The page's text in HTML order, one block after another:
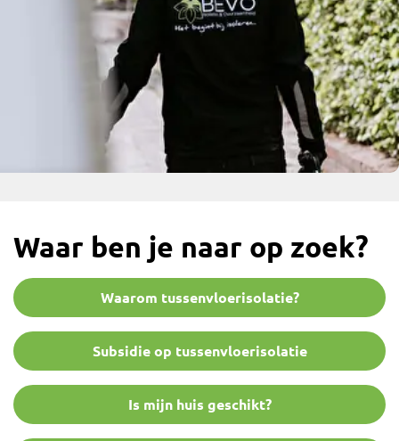
Waar ben je naar op zoek?
Waarom tussenvloerisolatie?
Subsidie op tussenvloerisolatie
Is mijn huis geschikt?